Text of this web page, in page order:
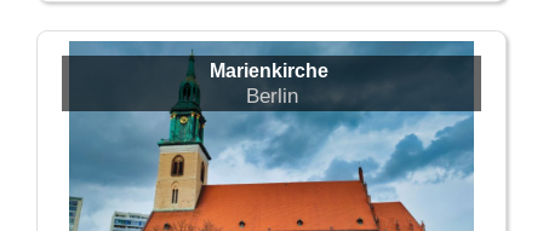
Marienkirche
Berlin